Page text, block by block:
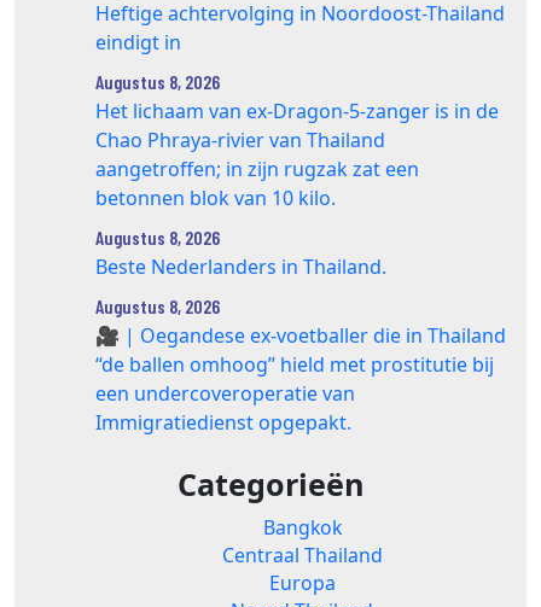
Heftige achtervolging in Noordoost-Thailand
eindigt in
Augustus 8, 2026
Het lichaam van ex-Dragon‑5‑zanger is in de
Chao Phraya‑rivier van Thailand
aangetroffen; in zijn rugzak zat een
betonnen blok van 10 kilo.
Augustus 8, 2026
Beste Nederlanders in Thailand.
Augustus 8, 2026
🎥 | Oegandese ex-voetballer die in Thailand
“de ballen omhoog” hield met prostitutie bij
een undercoveroperatie van
Immigratiedienst opgepakt.
Categorieën
Bangkok
Centraal Thailand
Europa